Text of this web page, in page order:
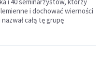
i dochować wierności
całą tę grupę